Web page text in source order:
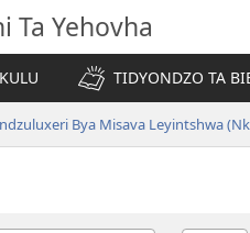
Ta Yehovha
TIDYONDZO TA
Bya Misava Leyintshwa